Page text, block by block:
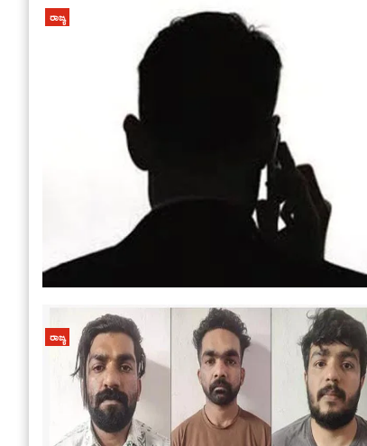
ರಾಜ್ಯ
ರಾಜ್ಯ